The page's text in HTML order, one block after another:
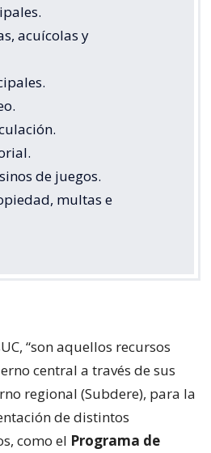
acuícolas y
de juegos.
multas e
“son aquellos recursos
central a través de sus
regional (Subdere), para la
de distintos
como el Programa de